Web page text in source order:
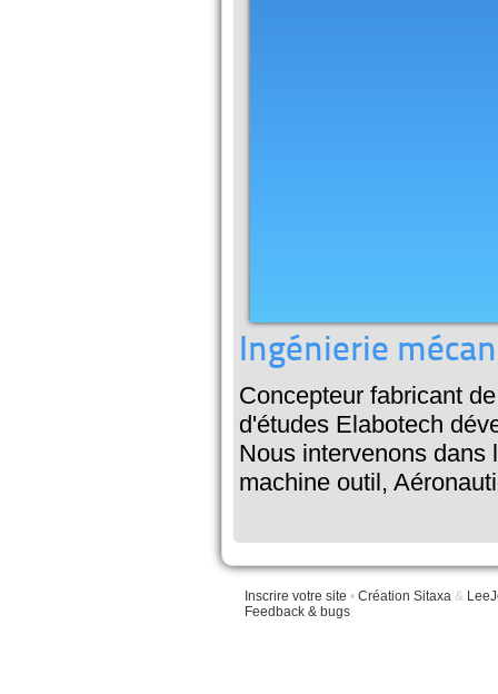
Ingénierie
Concepteur fabricant
d'études Elabotech
Nous intervenons dans
machine outil,
Inscrire votre site • Création Sitaxa &
Feedback & bugs